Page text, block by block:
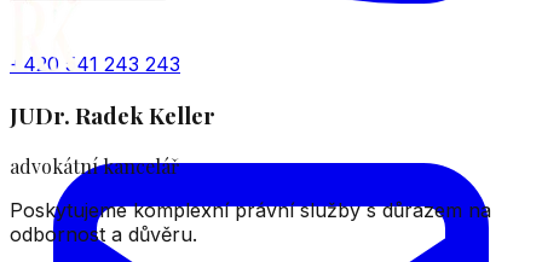
+420 541 243 243
JUDr. Radek Keller
advokátní kancelář
Poskytujeme komplexní právní služby s důrazem na
odbornost a důvěru.